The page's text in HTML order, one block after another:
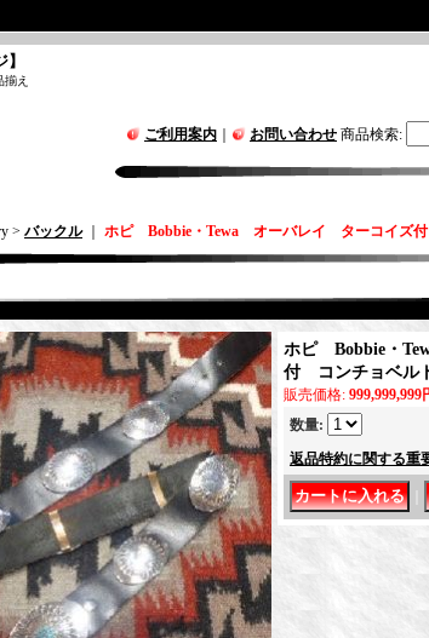
え
ご利用案内 お問い合わせ 商品検索:
> バックル｜ ホピ Bobbie・Tewa オーバレイ ターコイズ
ホピ Bobbie・
付 コンチョベル
販売価格: 999,999,999
数量:
返品特約に関する重